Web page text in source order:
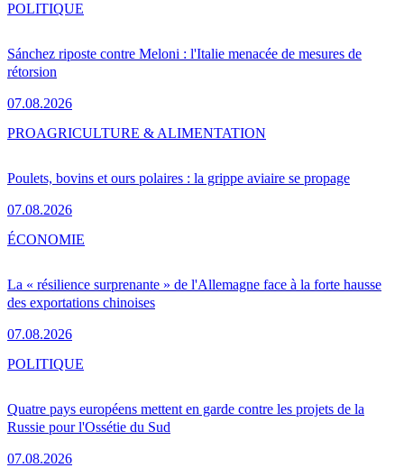
Sánchez riposte contre Meloni : l'Italie menacée de mesures de
rétorsion
07.08.2026
POLITIQUE
Poulets, bovins et ours polaires : la grippe aviaire se propage
07.08.2026
PROAGRICULTURE & ALIMENTATION
La « résilience surprenante » de l'Allemagne face à la forte hausse
des exportations chinoises
07.08.2026
ÉCONOMIE
Quatre pays européens mettent en garde contre les projets de la
Russie pour l'Ossétie du Sud
07.08.2026
POLITIQUE